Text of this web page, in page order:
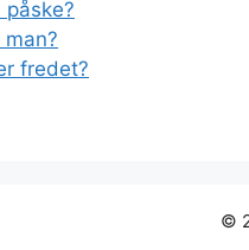
fredet?
©